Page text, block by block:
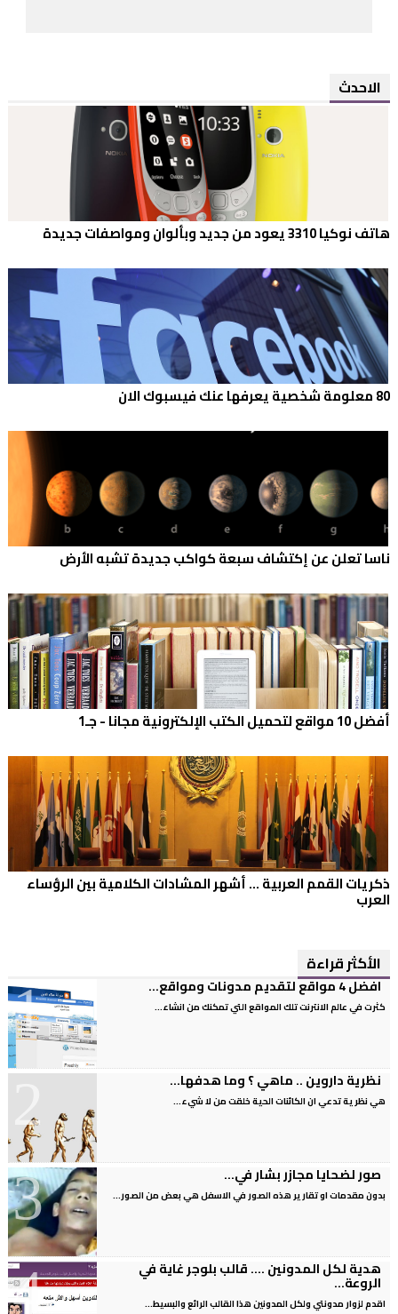
الاحدث
هاتف نوكيا 3310 يعود من جديد وبألوان ومواصفات جديدة
80 معلومة شخصية يعرفها عنك فيسبوك الان
ناسا تعلن عن إكتشاف سبعة كواكب جديدة تشبه الأرض
أفضل 10 مواقع لتحميل الكتب الإلكترونية مجانا - جـ1
ذكريات القمم العربية ... أشهر المشادات الكلامية بين الرؤساء
العرب
الأكثر قراءة
افضل 4 مواقع لتقديم مدونات ومواقع...
كثرت في عالم الانترنت تلك المواقع التي تمكنك من انشاء...
نظرية داروين .. ماهي ؟ وما هدفها...
هي نظرية تدعي ان الكائنات الحية خلقت من لا شيء...
صور لضحايا مجازر بشار في...
بدون مقدمات او تقارير هذه الصور في الاسفل هي بعض من الصور...
هدية لكل المدونين .... قالب بلوجر غاية في
الروعة...
اقدم لزوار مدونتي ولكل المدونين هذا القالب الرائع والبسيط...